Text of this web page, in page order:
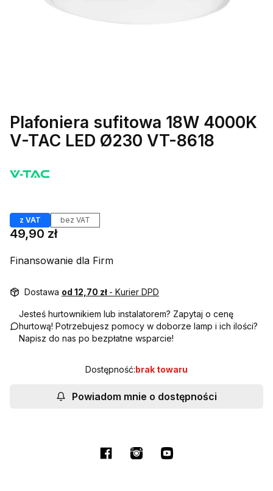
Plafoniera sufitowa 18W 4000K
V-TAC LED Ø230 VT-8618
z VAT bez VAT
Cena
49,90 zł
Finansowanie dla Firm
Dostawa od 12,70 zł - Kurier DPD
Jesteś hurtownikiem lub instalatorem? Zapytaj o cenę
hurtową! Potrzebujesz pomocy w doborze lamp i ich ilości?
Napisz do nas po bezpłatne wsparcie!
Dostępność:brak towaru
Powiadom mnie o dostępności